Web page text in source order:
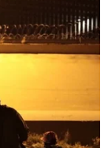
diễn ra
đoán Italy có